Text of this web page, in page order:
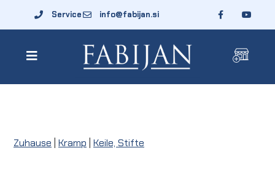
Service info@fabijan.si
Zuhause Kramp Keile, Stifte